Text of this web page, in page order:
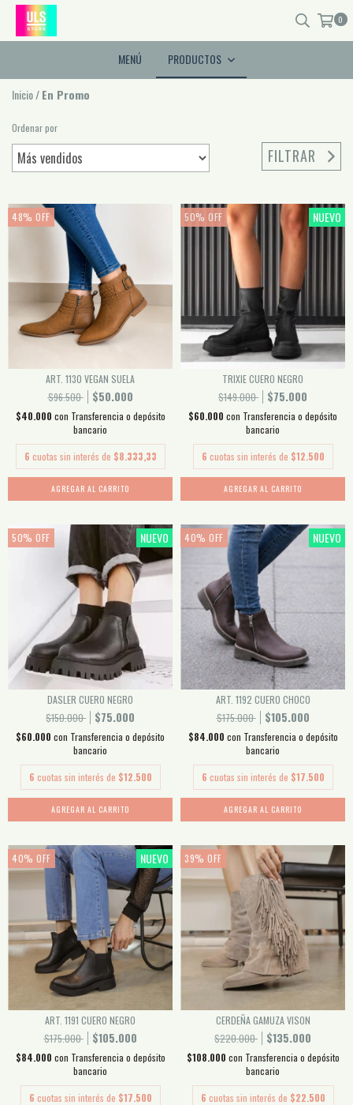
0
MENÚ PRODUCTOS
Inicio/En Promo
Ordenar por
FILTRAR
48% OFF
ART. 1130 VEGAN SUELA
$96.500
$50.000
$40.000 con Transferencia o depósito
bancario
6 cuotas sin interés de $8.333,33
AGREGAR AL CARRITO
50% OFF NUEVO
TRIXIE CUERO NEGRO
$149.000
$75.000
$60.000 con Transferencia o depósito
bancario
6 cuotas sin interés de $12.500
AGREGAR AL CARRITO
50% OFF NUEVO
DASLER CUERO NEGRO
$150.000
$75.000
$60.000 con Transferencia o depósito
bancario
6 cuotas sin interés de $12.500
AGREGAR AL CARRITO
40% OFF NUEVO
ART. 1192 CUERO CHOCO
$175.000
$105.000
$84.000 con Transferencia o depósito
bancario
6 cuotas sin interés de $17.500
AGREGAR AL CARRITO
40% OFF NUEVO
ART. 1191 CUERO NEGRO
$175.000
$105.000
$84.000 con Transferencia o depósito
bancario
6 cuotas sin interés de $17.500
39% OFF
CERDEÑA GAMUZA VISON
$220.000
$135.000
$108.000 con Transferencia o depósito
bancario
6 cuotas sin interés de $22.500